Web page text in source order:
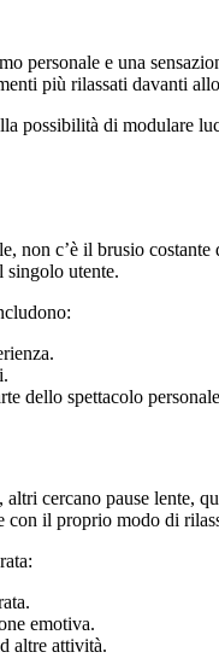
personale e una
più rilassati davanti
possibilità di modulare
non c’è il brusio
singolo utente.
dello spettacolo
cercano pause lente,
con il proprio modo di
emotiva.
altre attività.